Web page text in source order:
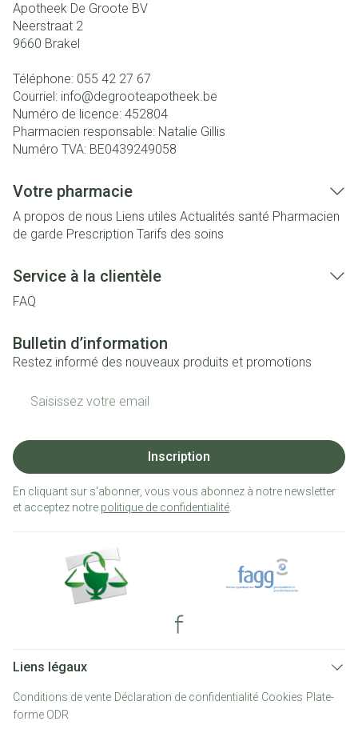
Apotheek De Groote BV
Neerstraat 2
9660 Brakel
Téléphone: 055 42 27 67
Courriel: info@degrooteapotheek.be
Numéro de licence: 452804
Pharmacien responsable: Natalie Gillis
Numéro TVA: BE0439249058
Votre pharmacie
A propos de nous Liens utiles Actualités santé Pharmacien
de garde Prescription Tarifs des soins
Service à la clientèle
FAQ
Bulletin d’information
Restez informé des nouveaux produits et promotions
Inscription
En cliquant sur s'abonner, vous vous abonnez à notre newsletter
et acceptez notre politique de confidentialité
Liens légaux
Conditions de vente Déclaration de confidentialité Cookies Plate-
forme ODR